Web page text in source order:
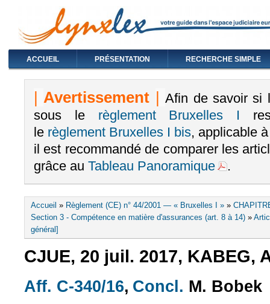
ACCUEIL PRÉSENTATION RECHERCHE SIMPLE
|Avertissement | Afin de savoir si
sous le règlement Bruxelles I
le règlement Bruxelles I bis, applicable
il est recommandé de comparer les
grâce au Tableau Panoramique .
Vous êtes ici
Accueil » Règlement (CE) n° 44/2001 — « Bruxelles I » »
Section 3 - Compétence en matière d'assurances (art. 8 à 14) »
général]
CJUE, 20 juil. 2017, KABEG,
Aff. C-340/16 (le lien est externe)
, Concl. (le lien est
M. Bobek